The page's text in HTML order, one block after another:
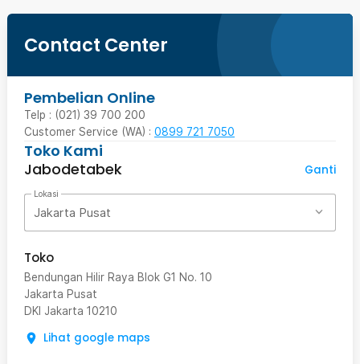
Contact Center
Pembelian Online
Telp : (021) 39 700 200
Customer Service (WA) : 0899 721 7050
Toko Kami
Jabodetabek
Ganti
Lokasi
Jakarta Pusat
Toko
Bendungan Hilir Raya Blok G1 No. 10
Jakarta Pusat
DKI Jakarta 10210
Lihat google maps